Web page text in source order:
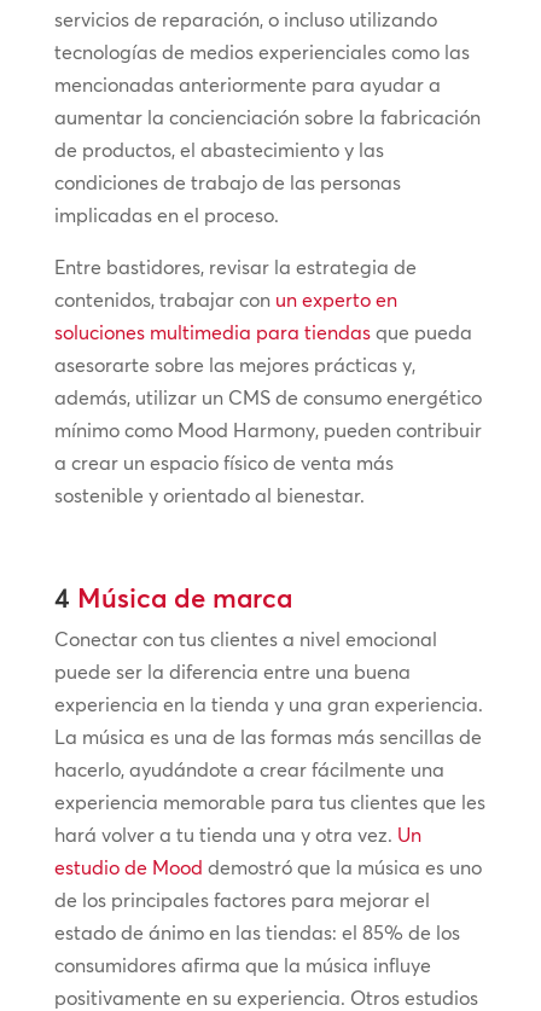
servicios de reparación, o incluso utilizando
tecnologías de medios experienciales como las
mencionadas anteriormente para ayudar a
aumentar la concienciación sobre la fabricación
de productos, el abastecimiento y las
condiciones de trabajo de las personas
implicadas en el proceso.
Entre bastidores, revisar la estrategia de
contenidos, trabajar con un experto en
soluciones multimedia para tiendasque pueda
asesorarte sobre las mejores prácticas y,
además, utilizar un CMS de consumo energético
mínimo como Mood Harmony, pueden contribuir
a crear un espacio físico de venta más
sostenible y orientado al bienestar.
4 Música de marca
Conectar con tus clientes a nivel emocional
puede ser la diferencia entre una buena
experiencia en la tienda y una gran experiencia.
La música es una de las formas más sencillas de
hacerlo, ayudándote a crear fácilmente una
experiencia memorable para tus clientes que les
hará volver a tu tienda una y otra vez. Un
estudio de Mood demostró que la música es uno
de los principales factores para mejorar el
estado de ánimo en las tiendas: el 85% de los
consumidores afirma que la música influye
positivamente en su experiencia. Otros estudios